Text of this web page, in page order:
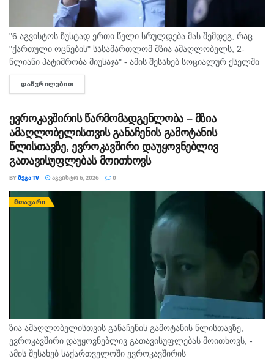
"6 აგვისტოს ზუსტად ერთი წელი სრულდება მას შემდეგ, რაც
"ქართული ოცნების" სასამართლომ მზია ამაღლობელს, 2-
წლიანი პატიმრობა მიუსაჯა" - ამის შესახებ სოციალურ ქსელში
"მედიის ადვოკატირების კოალიცია" წერს და დაკავებულ
ჟურნალისტს სოლიდარობას უცხადებს. ორგანიზაცია...
ᲓᲐᲬᲕᲠᲘᲚᲔᲑᲘᲗ
ევროკავშირის წარმომადგენლობა – მზია
ამაღლობელისთვის განაჩენის გამოტანის
წლისთავზე, ევროკავშირი დაუყოვნებლივ
გათავისუფლებას მოითხოვს
BYᲛᲔᲒᲐ TV ᲐᲒᲕᲘᲡᲢᲝ 6, 2026 0
ᲛᲗᲐᲕᲐᲠᲘ
ზია ამაღლობელისთვის განაჩენის გამოტანის წლისთავზე,
ევროკავშირი დაუყოვნებლივ გათავისუფლებას მოითხოვს, -
ამის შესახებ საქართველოში ევროკავშირის